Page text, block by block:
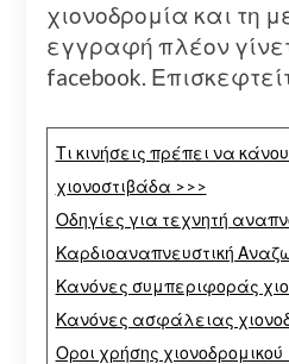
χιονοδρομία και τη
εγγραφή πλέον
facebook.
Τι κινήσεις πρέπει να
χιονοστιβάδα >>>
Οδηγίες για τεχνητή
Καρδιοαναπνευστική
Κανόνες συμπεριφοράς
Κανόνες ασφάλειας
Οροι χρήσης χιονοδρομικού